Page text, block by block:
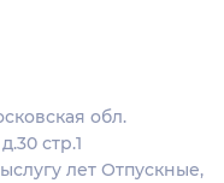
обл.
стр.1
лет Отпускные,